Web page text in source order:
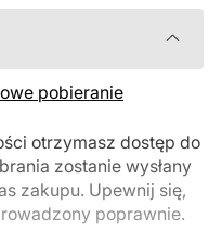
pobieranie
otrzymasz dostęp do
zostanie wysłany
zakupu. Upewnij się,
poprawnie.